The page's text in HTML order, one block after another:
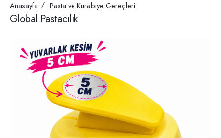
Anasayfa Pasta ve Kurabiye Gereçleri
Global Pastacılık